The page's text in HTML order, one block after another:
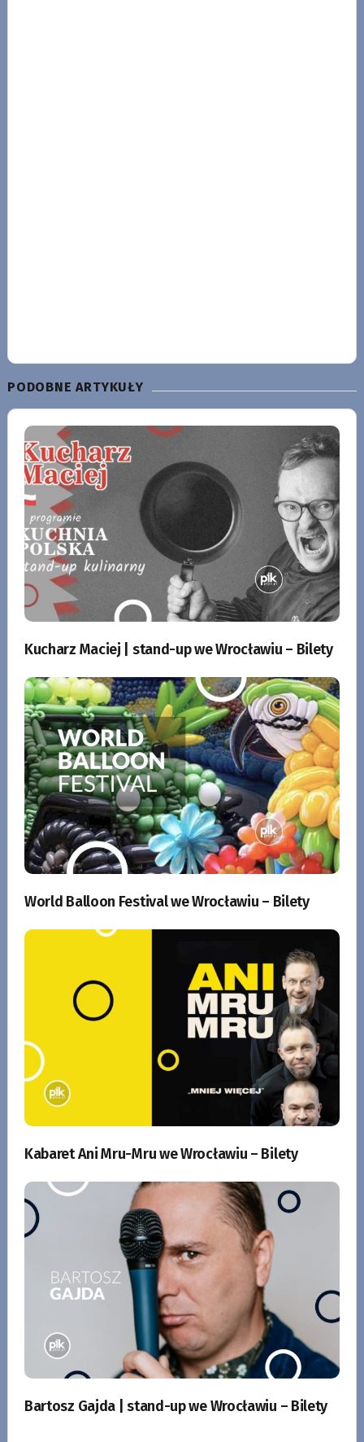
PODOBNE ARTYKUŁY
Kucharz Maciej | stand-up we Wrocławiu – Bilety
World Balloon Festival we Wrocławiu – Bilety
Kabaret Ani Mru-Mru we Wrocławiu – Bilety
Bartosz Gajda | stand-up we Wrocławiu – Bilety